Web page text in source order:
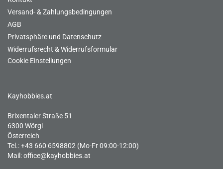
Versand- & Zahlungsbedingungen
AGB
Privatsphäre und Datenschutz
Widerrufsrecht & Widerrufsformular
Cookie Einstellungen
Kayhobbies.at
Brixentaler Straße 51
6300 Wörgl
Österreich
Tel.: +43 660 6598802 (Mo-Fr 09:00-12:00)
Mail:office@kayhobbies.at